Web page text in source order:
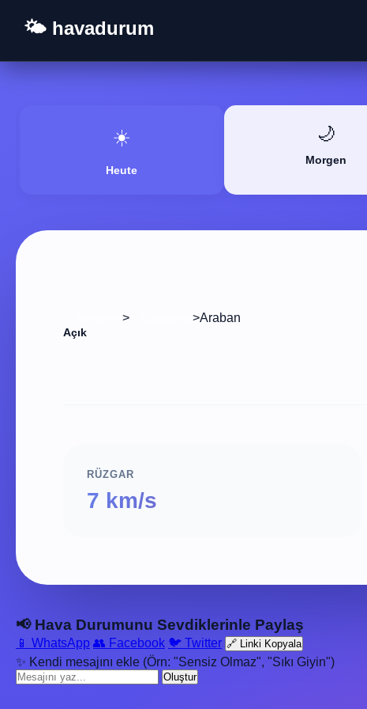
🌤️ havadurum
☀️
Heute
🌙
Morgen
> >Araban
Açık
RÜZGAR
7 km/s
📢 Hava Durumunu Sevdiklerinle Paylaş
📱 WhatsApp 👥 Facebook 🐦 Twitter 🔗 Linki Kopyala
✨ Kendi mesajını ekle (Örn: "Sensiz Olmaz", "Sıkı Giyin")
Oluştur